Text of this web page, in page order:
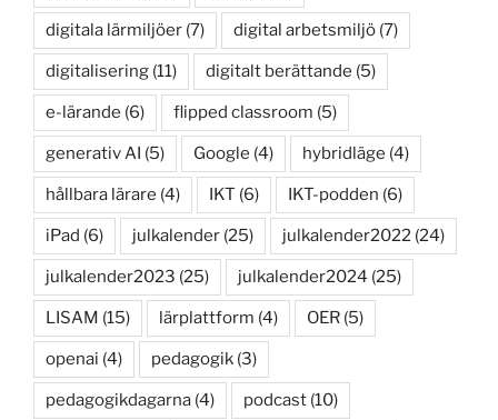
digitala lärmiljöer (7) digital arbetsmiljö (7)
digitalisering (11) digitalt berättande (5)
e-lärande (6) flipped classroom (5)
generativ AI (5) Google (4) hybridläge (4)
hållbara lärare (4) IKT (6) IKT-podden (6)
iPad (6) julkalender (25) julkalender2022 (24)
julkalender2023 (25) julkalender2024 (25)
LISAM (15) lärplattform (4) OER (5)
openai (4) pedagogik (3)
pedagogikdagarna (4) podcast (10)